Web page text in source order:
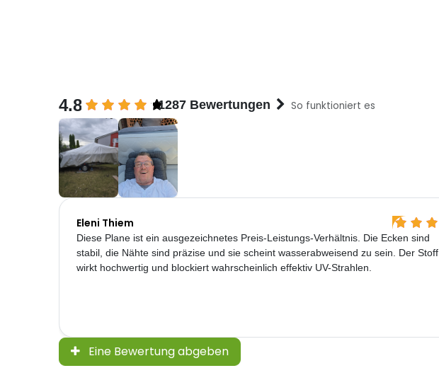
4.8 1287 Bewertungen So funktioniert es
Eleni Thiem
Diese Plane ist ein ausgezeichnetes Preis-Leistungs-Verhältnis. Die Ecken sind
stabil, die Nähte sind präzise und sie scheint wasserabweisend zu sein. Der Stoff
wirkt hochwertig und blockiert wahrscheinlich effektiv UV-Strahlen.
Eine Bewertung abgeben